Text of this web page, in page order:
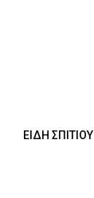
ΕΙΔΗ ΣΠΙΤΙΟΥ